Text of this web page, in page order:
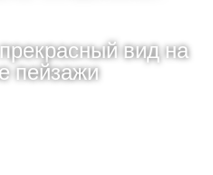
вид на
пейзажи